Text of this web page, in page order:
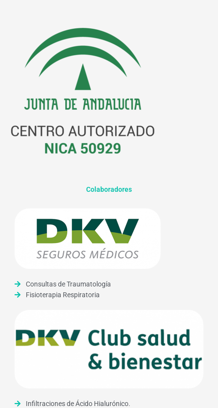
Colaboradores
Consultas de Traumatología
Fisioterapia Respiratoria
Infiltraciones de Ácido Hialurónico.